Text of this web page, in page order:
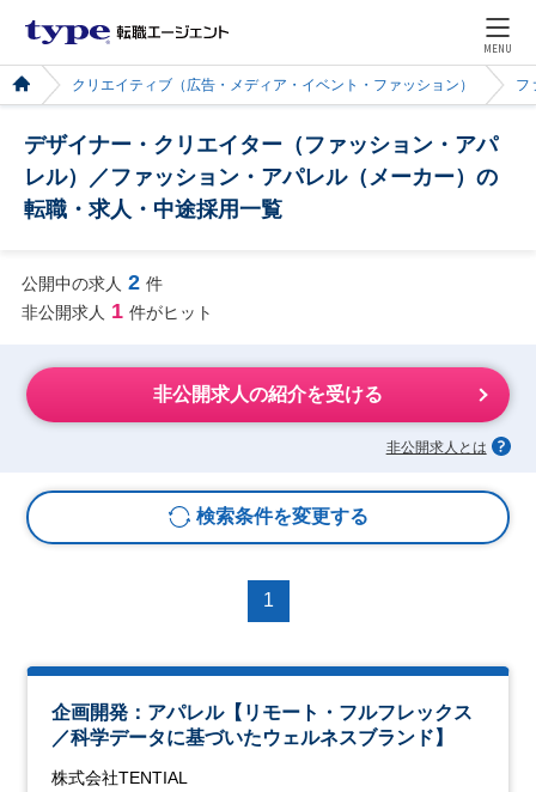
MENU
クリエイティブ（広告・メディア・イベント・ファッション） フ
デザイナー・クリエイター（ファッション・アパ
レル）／ファッション・アパレル（メーカー）の
転職・求人・中途採用一覧
公開中の求人 2 件
非公開求人 1 件がヒット
非公開求人の紹介を受ける
非公開求人とは
検索条件を変更する
1
企画開発：アパレル【リモート・フルフレックス
／科学データに基づいたウェルネスブランド】
株式会社TENTIAL